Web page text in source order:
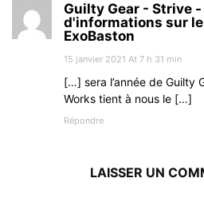
Guilty Gear - Strive -
d'informations sur
ExoBaston
15 janvier 2021 At 7 h 31 min
[…] sera l’année de Guilty
Works tient à nous le […]
Répondre
LAISSER UN